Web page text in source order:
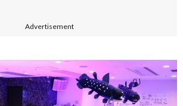
Advertisement